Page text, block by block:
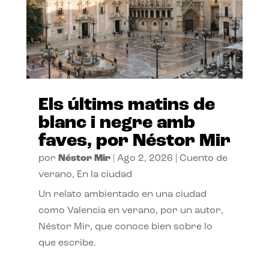
Els últims matins de
blanc i negre amb
faves, por Néstor Mir
por Néstor Mir| Ago 2, 2026
Cuento de
verano, En la ciudad
Un relato ambientado en una ciudad
como Valencia en verano, por un autor,
Néstor Mir, que conoce bien sobre lo
que escribe.